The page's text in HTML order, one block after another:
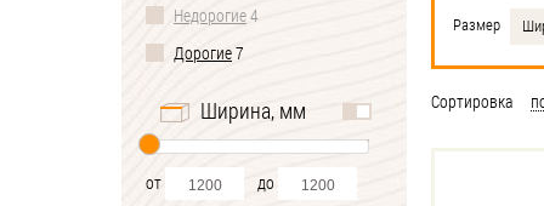
Недорогие4
Дорогие7
Ширина, мм
от до
Размер
Сортировка